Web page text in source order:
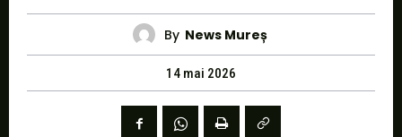
By News Mureș
14 mai 2026